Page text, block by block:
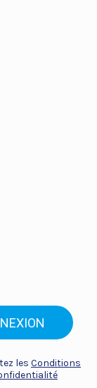
les Conditions